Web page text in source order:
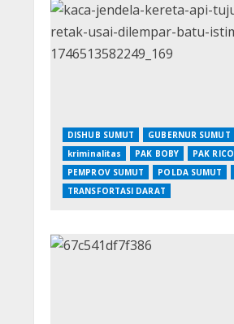
DISHUB SUMUT GUBERNUR SUMUT
kriminalitas
PAK BOBY PAK RICO
PEMPROV SUMUT
POLDA SUMUT
TRANSFORTASI DARAT